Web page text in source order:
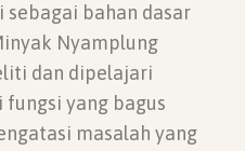
sebagai bahan dasar
Nyamplung
dan dipelajari
yang bagus
masalah yang